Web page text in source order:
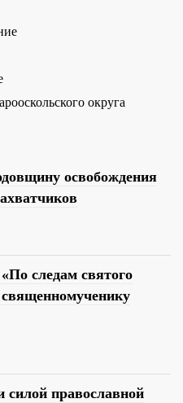
округа
освобождения
следам святого
силой православной